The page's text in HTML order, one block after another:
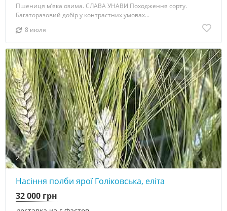
Пшениця мʼяка озима. СЛАВА УНАВИ Походження сорту.
Багаторазовий добір у контрастних умовах...
8 июля
2
Насіння полби ярої Голіковська, еліта
32 000 грн